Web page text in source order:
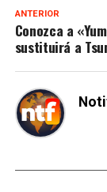
ANTERIOR
Conozca a
sustituirá a